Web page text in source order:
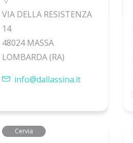
VIA DELLA RESISTENZA
14
48024 MASSA
LOMBARDA (RA)
info@dallassina.it
Cervia